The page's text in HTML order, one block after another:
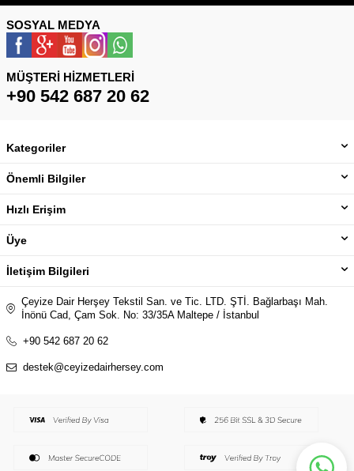
SOSYAL MEDYA
MÜŞTERI HIZMETLERI
+90 542 687 20 62
Kategoriler
Önemli Bilgiler
Hızlı Erişim
Üye
İletişim Bilgileri
Çeyize Dair Herşey Tekstil San. ve Tic. LTD. ŞTİ. Bağlarbaşı Mah.
İnönü Cad, Çam Sok. No: 33/35A Maltepe / İstanbul
+90 542 687 20 62
destek@ceyizedairhersey.com